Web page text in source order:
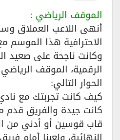
الموقف الرياضي :
أنهى اللاعب العملاق
الاحترافية هذا الموسم مع
وكانت ناجحة على صعيد
الرقمية، الموقف
الحوار التالي:
كيف كانت تجربتك مع نادي
كانت جيدة والفريق قدم
قاب قوسين أو أدني من